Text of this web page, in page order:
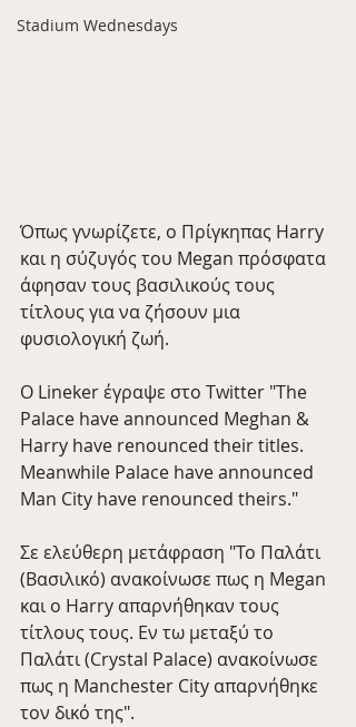
Stadium Wednesdays
Όπως γνωρίζετε, ο Πρίγκηπας Harry
και η σύζυγός του Megan πρόσφατα
άφησαν τους βασιλικούς τους
τίτλους για να ζήσουν μια
φυσιολογική ζωή.
Ο Lineker έγραψε στο Twitter "The
Palace have announced Meghan &
Harry have renounced their titles.
Meanwhile Palace have announced
Man City have renounced theirs."
Σε ελεύθερη μετάφραση "Το Παλάτι
(Βασιλικό) ανακοίνωσε πως η Megan
και ο Harry απαρνήθηκαν τους
τίτλους τους. Εν τω μεταξύ το
Παλάτι (Crystal Palace) ανακοίνωσε
πως η Manchester City απαρνήθηκε
τον δικό της".